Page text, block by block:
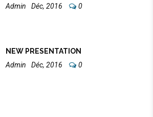
Admin
Déc, 2016 0
NEW PRESENTATION
Admin
Déc, 2016 0